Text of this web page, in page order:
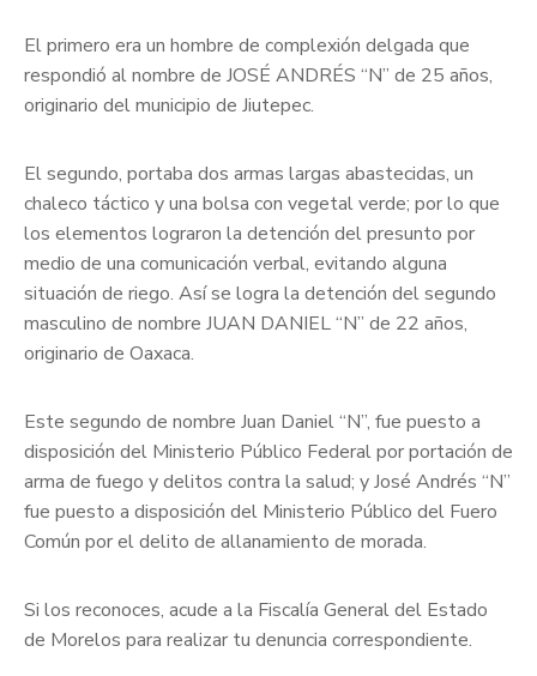
El primero era un hombre de complexión delgada que
respondió al nombre de JOSÉ ANDRÉS “N” de 25 años,
originario del municipio de Jiutepec.
El segundo, portaba dos armas largas abastecidas, un
chaleco táctico y una bolsa con vegetal verde; por lo que
los elementos lograron la detención del presunto por
medio de una comunicación verbal, evitando alguna
situación de riego. Así se logra la detención del segundo
masculino de nombre JUAN DANIEL “N” de 22 años,
originario de Oaxaca.
Este segundo de nombre Juan Daniel “N”, fue puesto a
disposición del Ministerio Público Federal por portación de
arma de fuego y delitos contra la salud; y José Andrés “N”
fue puesto a disposición del Ministerio Público del Fuero
Común por el delito de allanamiento de morada.
Si los reconoces, acude a la Fiscalía General del Estado
de Morelos para realizar tu denuncia correspondiente.